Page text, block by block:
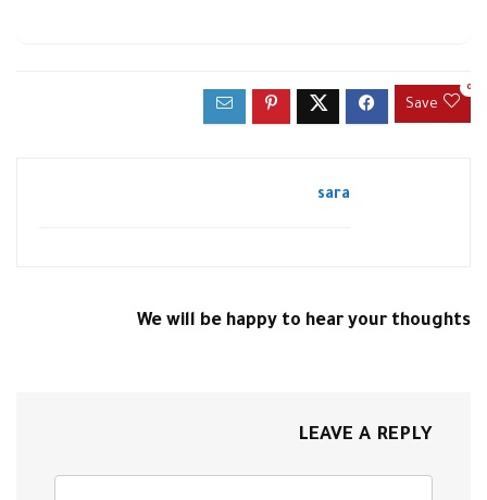
Save
0
sara
We will be happy to hear your thoughts
LEAVE A REPLY